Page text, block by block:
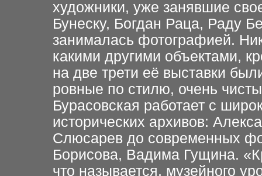
художники, уже занявшие
Бунеску, Богдан Раца, Раду
занималась фотографией.
какими другими объектами,
на две трети её выставки
ровные по стилю, очень
Бурасовская работает с
исторических архивов:
Слюсарев до современных
Борисова, Вадима Гущина.
что называется, музейного